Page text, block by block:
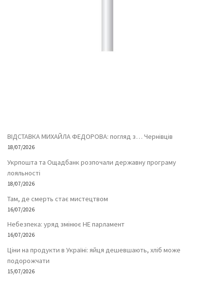
ВІДСТАВКА МИХАЙЛА ФЕДОРОВА: погляд з… Чернівців
18/07/2026
Укрпошта та Ощадбанк розпочали державну програму
лояльності
18/07/2026
Там, де смерть стає мистецтвом
16/07/2026
Небезпека: уряд змінює НЕ парламент
16/07/2026
Ціни на продукти в Україні: яйця дешевшають, хліб може
подорожчати
15/07/2026